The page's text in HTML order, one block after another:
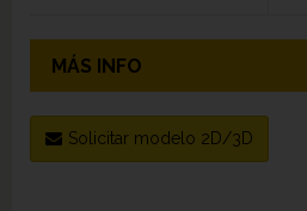
MÁS INFO
Solicitar modelo 2D/3D